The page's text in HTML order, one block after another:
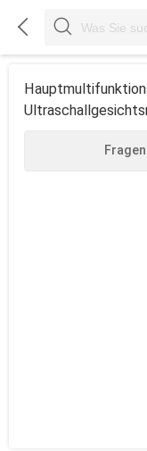
 